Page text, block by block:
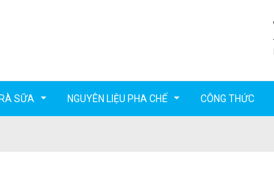
SỮA NGUYÊN LIỆU PHA CHẾ CÔNG THỨC